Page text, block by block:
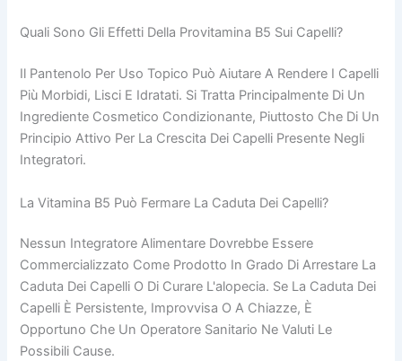
Quali Sono Gli Effetti Della Provitamina B5 Sui Capelli?
Il Pantenolo Per Uso Topico Può Aiutare A Rendere I Capelli
Più Morbidi, Lisci E Idratati. Si Tratta Principalmente Di Un
Ingrediente Cosmetico Condizionante, Piuttosto Che Di Un
Principio Attivo Per La Crescita Dei Capelli Presente Negli
Integratori.
La Vitamina B5 Può Fermare La Caduta Dei Capelli?
Nessun Integratore Alimentare Dovrebbe Essere
Commercializzato Come Prodotto In Grado Di Arrestare La
Caduta Dei Capelli O Di Curare L'alopecia. Se La Caduta Dei
Capelli È Persistente, Improvvisa O A Chiazze, È
Opportuno Che Un Operatore Sanitario Ne Valuti Le
Possibili Cause.